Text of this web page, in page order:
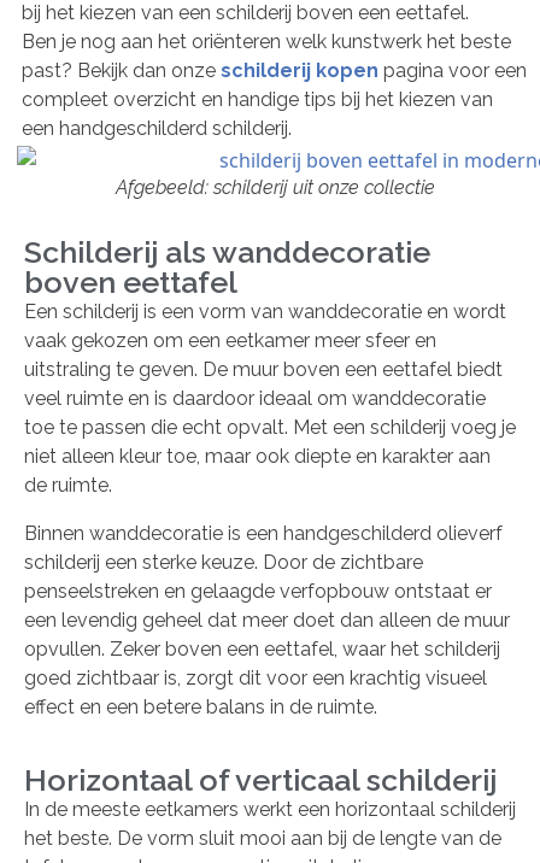
bij het kiezen van een schilderij boven een eettafel.
Ben je nog aan het oriënteren welk kunstwerk het beste
past? Bekijk dan onze schilderij kopen pagina voor een
compleet overzicht en handige tips bij het kiezen van
een handgeschilderd schilderij.
Afgebeeld: schilderij uit onze collectie
Schilderij als wanddecoratie
boven eettafel
Een schilderij is een vorm van wanddecoratie en wordt
vaak gekozen om een eetkamer meer sfeer en
uitstraling te geven. De muur boven een eettafel biedt
veel ruimte en is daardoor ideaal om wanddecoratie
toe te passen die echt opvalt. Met een schilderij voeg je
niet alleen kleur toe, maar ook diepte en karakter aan
de ruimte.
Binnen wanddecoratie is een handgeschilderd olieverf
schilderij een sterke keuze. Door de zichtbare
penseelstreken en gelaagde verfopbouw ontstaat er
een levendig geheel dat meer doet dan alleen de muur
opvullen. Zeker boven een eettafel, waar het schilderij
goed zichtbaar is, zorgt dit voor een krachtig visueel
effect en een betere balans in de ruimte.
Horizontaal of verticaal schilderij
In de meeste eetkamers werkt een horizontaal schilderij
het beste. De vorm sluit mooi aan bij de lengte van de